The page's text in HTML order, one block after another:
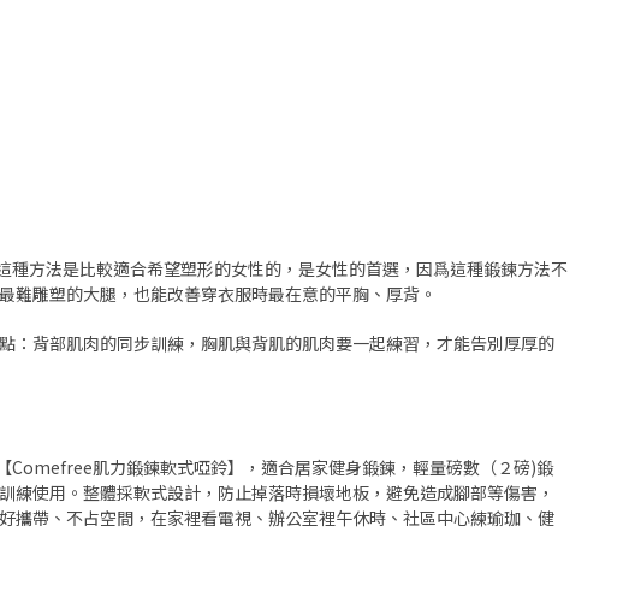
方法是比較適合希望塑形的女性的，是女性的首選，因爲這種鍛鍊方法不
雕塑的大腿，也能改善穿衣服時最在意的平胸、厚背。
背部肌肉的同步訓練，胸肌與背肌的肌肉要一起練習，才能告別厚厚的
肌力鍛鍊軟式啞鈴】，適合居家健身鍛鍊，輕量磅數（２磅)鍛
使用。整體採軟式設計，防止掉落時損壞地板，避免造成腳部等傷害，
帶、不占空間，在家裡看電視、辦公室裡午休時、社區中心練瑜珈、健